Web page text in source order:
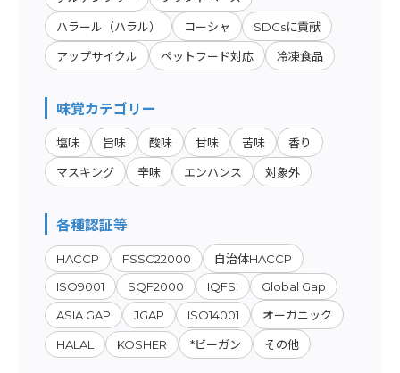
ハラール（ハラル） コーシャ SDGsに貢献
アップサイクル ペットフード対応 冷凍食品
味覚カテゴリー
塩味 旨味 酸味 甘味 苦味 香り
マスキング 辛味 エンハンス 対象外
各種認証等
HACCP FSSC22000
自治体HACCP
ISO9001
SQF2000 IQFSI
Global Gap
ASIA GAP
JGAP ISO14001 オーガニック
HALAL KOSHER *ビーガン その他